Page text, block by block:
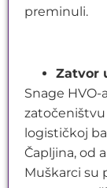
preminuli.
Zatvor
Snage
logističkoj
Čapljina, od
Muškarci su